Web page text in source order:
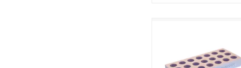
AGGIUNGI AL CARRELLO